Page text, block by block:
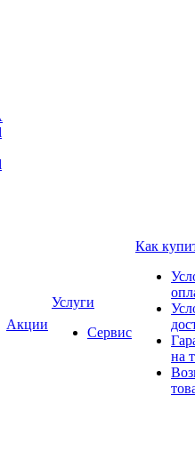
Акции
Услуги
Сервис
Как
на